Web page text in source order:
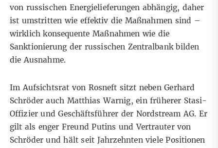
von russischen Energielieferungen abhängig, daher
ist umstritten wie effektiv die Maßnahmen sind –
wirklich konsequente Maßnahmen wie die
Sanktionierung der russischen Zentralbank bilden
die Ausnahme.
Im Aufsichtsrat von Rosneft sitzt neben Gerhard
Schröder auch Matthias Warnig, ein früherer Stasi-
Offizier und Geschäftsführer der Nordstream AG. Er
gilt als enger Freund Putins und Vertrauter von
Schröder und hält seit Jahrzehnten viele Positionen